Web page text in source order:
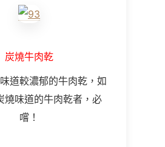
炭燒牛肉乾
道較濃郁的牛肉乾，如
燒味道的牛肉乾者，必
嚐！